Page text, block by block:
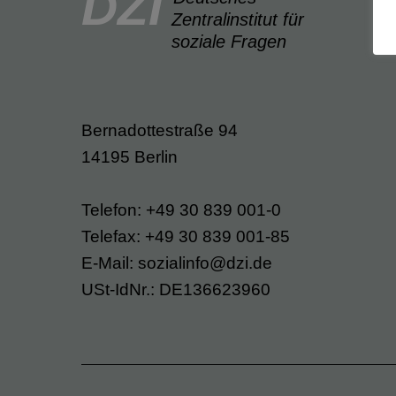
Zentralinstitut für
soziale Fragen
Bernadottestraße 94
14195 Berlin
Telefon: +49 30 839 001-0
Telefax: +49 30 839 001-85
E-Mail: sozialinfo@dzi.de
USt-IdNr.: DE136623960